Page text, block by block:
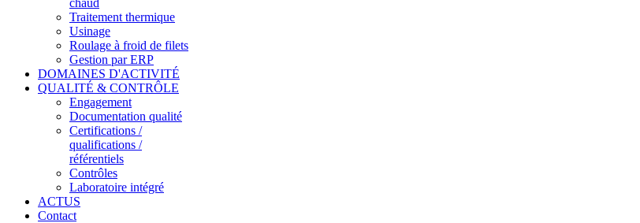
chaud
Traitement thermique
Usinage
Roulage à froid de filets
Gestion par ERP
DOMAINES D'ACTIVITÉ
QUALITÉ & CONTRÔLE
Engagement
Documentation qualité
Certifications /
qualifications /
référentiels
Contrôles
Laboratoire intégré
ACTUS
Contact